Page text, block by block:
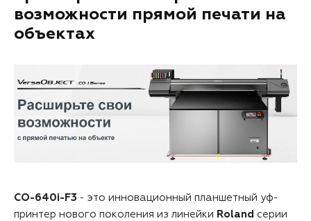
возможности прямой печати на
объектах
CO-640i-F3 - это инновационный планшетный уф-
принтер нового поколения из линейки Roland серии